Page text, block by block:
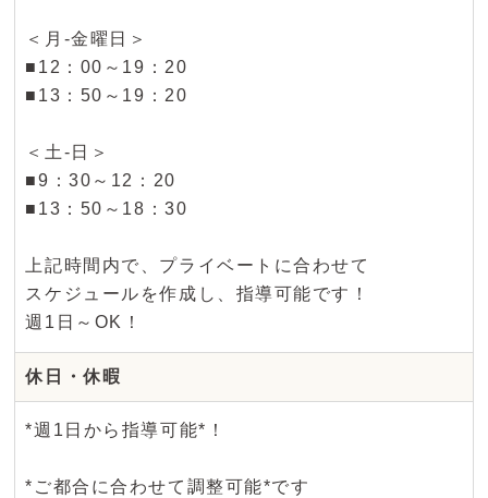
＜月-金曜日＞
■12：00～19：20
■13：50～19：20
＜土-日＞
■9：30～12：20
■13：50～18：30
上記時間内で、プライベートに合わせて
スケジュールを作成し、指導可能です！
週1日～OK！
休日・休暇
*週1日から指導可能*！
*ご都合に合わせて調整可能*です